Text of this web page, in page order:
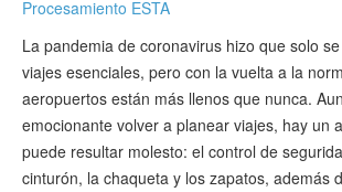
Verificar ESTA
ESTA Información
Contacto
Procesamiento ESTA
La pandemia de coronavirus hizo que solo
viajes esenciales, pero con la vuelta a la
aeropuertos están más llenos que nunca.
emocionante volver a planear viajes, hay un
puede resultar molesto: el control de
cinturón, la chaqueta y los zapatos, además